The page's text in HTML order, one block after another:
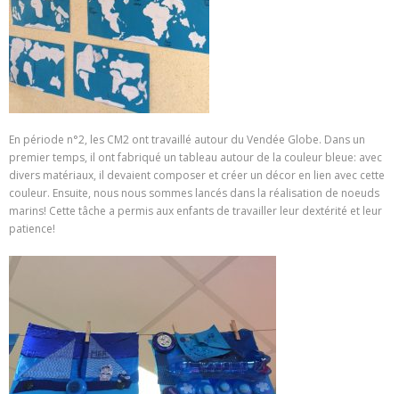
En période n°2, les CM2 ont travaillé autour du Vendée Globe. Dans un
premier temps, il ont fabriqué un tableau autour de la couleur bleue: avec
divers matériaux, il devaient composer et créer un décor en lien avec cette
couleur. Ensuite, nous nous sommes lancés dans la réalisation de noeuds
marins! Cette tâche a permis aux enfants de travailler leur dextérité et leur
patience!